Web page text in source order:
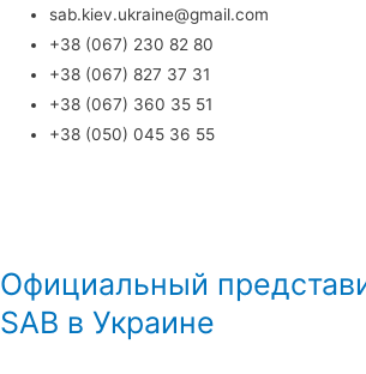
sab.kiev.ukraine@gmail.com
+38 (067) 230 82 80
+38 (067) 827 37 31
+38 (067) 360 35 51
+38 (050) 045 36 55
Официальный
SAB в Украине